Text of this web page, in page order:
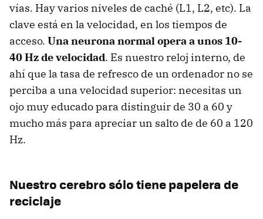
vías. Hay varios niveles de caché (L1, L2, etc). La
clave está en la velocidad, en los tiempos de
acceso. Una neurona normal opera a unos 10-
40 Hz de velocidad. Es nuestro reloj interno, de
ahí que la tasa de refresco de un ordenador no se
perciba a una velocidad superior: necesitas un
ojo muy educado para distinguir de 30 a 60 y
mucho más para apreciar un salto de de 60 a 120
Hz.
Nuestro cerebro sólo tiene papelera de
reciclaje